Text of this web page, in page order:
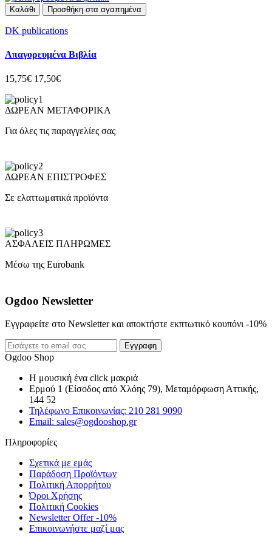
Καλάθι Προσθήκη στα αγαπημένα
DK publications
Απαγορευμένα Βιβλία
15,75€ 17,50€
ΔΩΡΕΑΝ ΜΕΤΑΦΟΡΙΚΑ
Για όλες τις παραγγελίες σας
ΔΩΡΕΑΝ ΕΠΙΣΤΡΟΦΕΣ
Σε ελαττωματικά προϊόντα
ΑΣΦΑΛΕΙΣ ΠΛΗΡΩΜΕΣ
Μέσω της Eurobank
Ogdoo Newsletter
Εγγραφείτε στο Newsletter και αποκτήστε εκπτωτικό κουπόνι -10%
Εγγραφη
Ogdoo Shop
Η μουσική ένα click μακριά
Ερμού 1 (Είσοδος από Χλόης 79), Μεταμόρφωση Αττικής,
144 52
Τηλέφωνο Επικοινωνίας: 210 281 9090
Email: sales@ogdooshop.gr
Πληροφορίες
Σχετικά με εμάς
Παράδοση Προϊόντων
Πολιτική Απορρήτου
Όροι Χρήσης
Πολιτική Cookies
Newsletter Offer -10%
Επικοινωνήστε μαζί μας